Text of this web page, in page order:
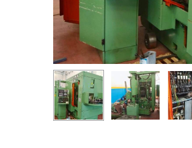
Drücken Sie die Eingabetaste zum